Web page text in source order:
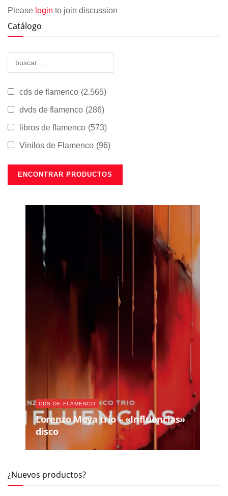
Please login to join discussion
Catálogo
cds de flamenco (2.565)
dvds de flamenco (286)
libros de flamenco (573)
Vinilos de Flamenco (96)
CDS DE FLAMENCO
Lorenzo Moya trío – «Influencias»
disco
¿Nuevos productos?